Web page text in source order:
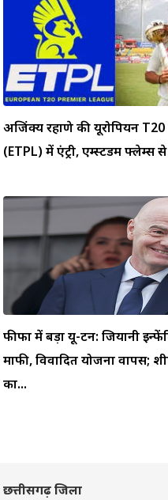
अजिंक्य रहाणे की यूरोपियन T20
(ETPL) में एंट्री, एम्स्टर्डम फ्लेम्स
फीफा में बड़ा यू-टर्न: जियानी
माफी, विवादित योजना वापस;
का...
छत्तीसगढ़ जिला